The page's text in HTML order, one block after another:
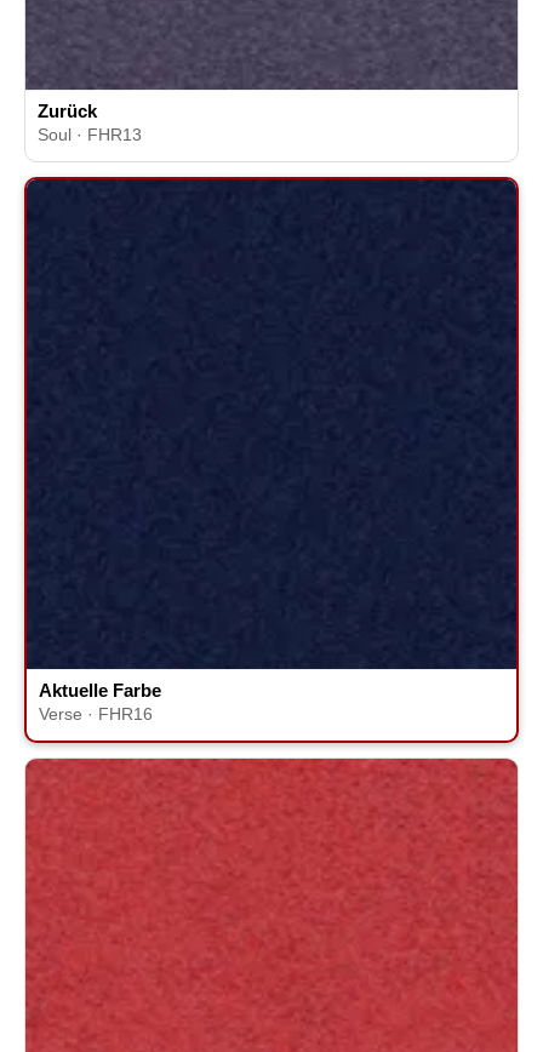
Zurück
Soul · FHR13
Aktuelle Farbe
Verse · FHR16